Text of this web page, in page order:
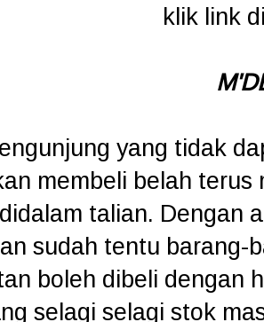
klik link
yang tidak
membeli belah
talian. Dengan
sudah tentu barang-
boleh dibeli dengan
selagi selagi stok